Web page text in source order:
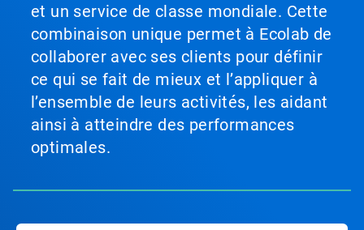
et un service de classe mondiale. Cette
combinaison unique permet à Ecolab de
collaborer avec ses clients pour définir
ce qui se fait de mieux et l’appliquer à
l’ensemble de leurs activités, les aidant
ainsi à atteindre des performances
optimales.